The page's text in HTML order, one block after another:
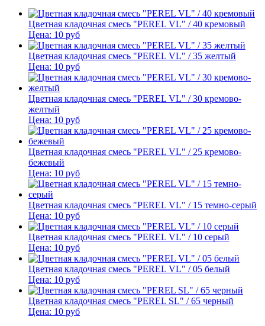
Цветная кладочная смесь "PEREL VL" / 40 кремовый
Цена: 10 руб
Цветная кладочная смесь "PEREL VL" / 35 желтый
Цена: 10 руб
Цветная кладочная смесь "PEREL VL" / 30 кремово-
желтый
Цена: 10 руб
Цветная кладочная смесь "PEREL VL" / 25 кремово-
бежевый
Цена: 10 руб
Цветная кладочная смесь "PEREL VL" / 15 темно-серый
Цена: 10 руб
Цветная кладочная смесь "PEREL VL" / 10 серый
Цена: 10 руб
Цветная кладочная смесь "PEREL VL" / 05 белый
Цена: 10 руб
Цветная кладочная смесь "PEREL SL" / 65 черный
Цена: 10 руб